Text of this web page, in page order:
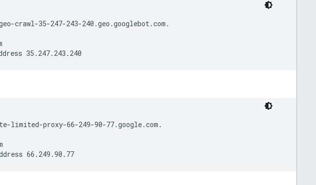
crawl-35-247-243-240.geo.googlebot.com.
35.247.243.240
limited-proxy-66-249-90-77.google.com.
66.249.90.77